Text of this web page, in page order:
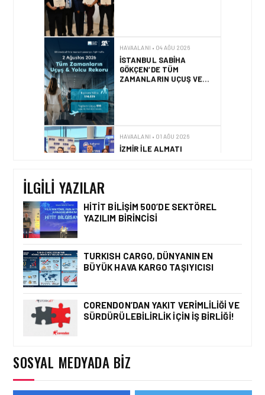
HAVAALANI • 01 AĞU 2026
İZMIR ILE ALMATI
ARASINDA DIREKT
UÇUŞLAR BAŞLADI
HAVAALANI • 31 TEM 2026
DALAMAN
YARDIMCISI BEKIR
DINKIRCI’DEN KONTROL
KULESI’NE ZIYARET
HAVAALANI • 05 AĞU 2026
İLGILI YAZILAR
HITIT BILIŞIM 500’DE SEKTÖREL
YAZILIM BIRINCISI
TURKISH CARGO, DÜNYANIN EN
BÜYÜK HAVA KARGO TAŞIYICISI
CORENDON’DAN YAKIT VERIMLILIĞI VE
SÜRDÜRÜLEBILIRLIK IÇIN İŞ BIRLIĞI!
SOSYAL MEDYADA BIZ